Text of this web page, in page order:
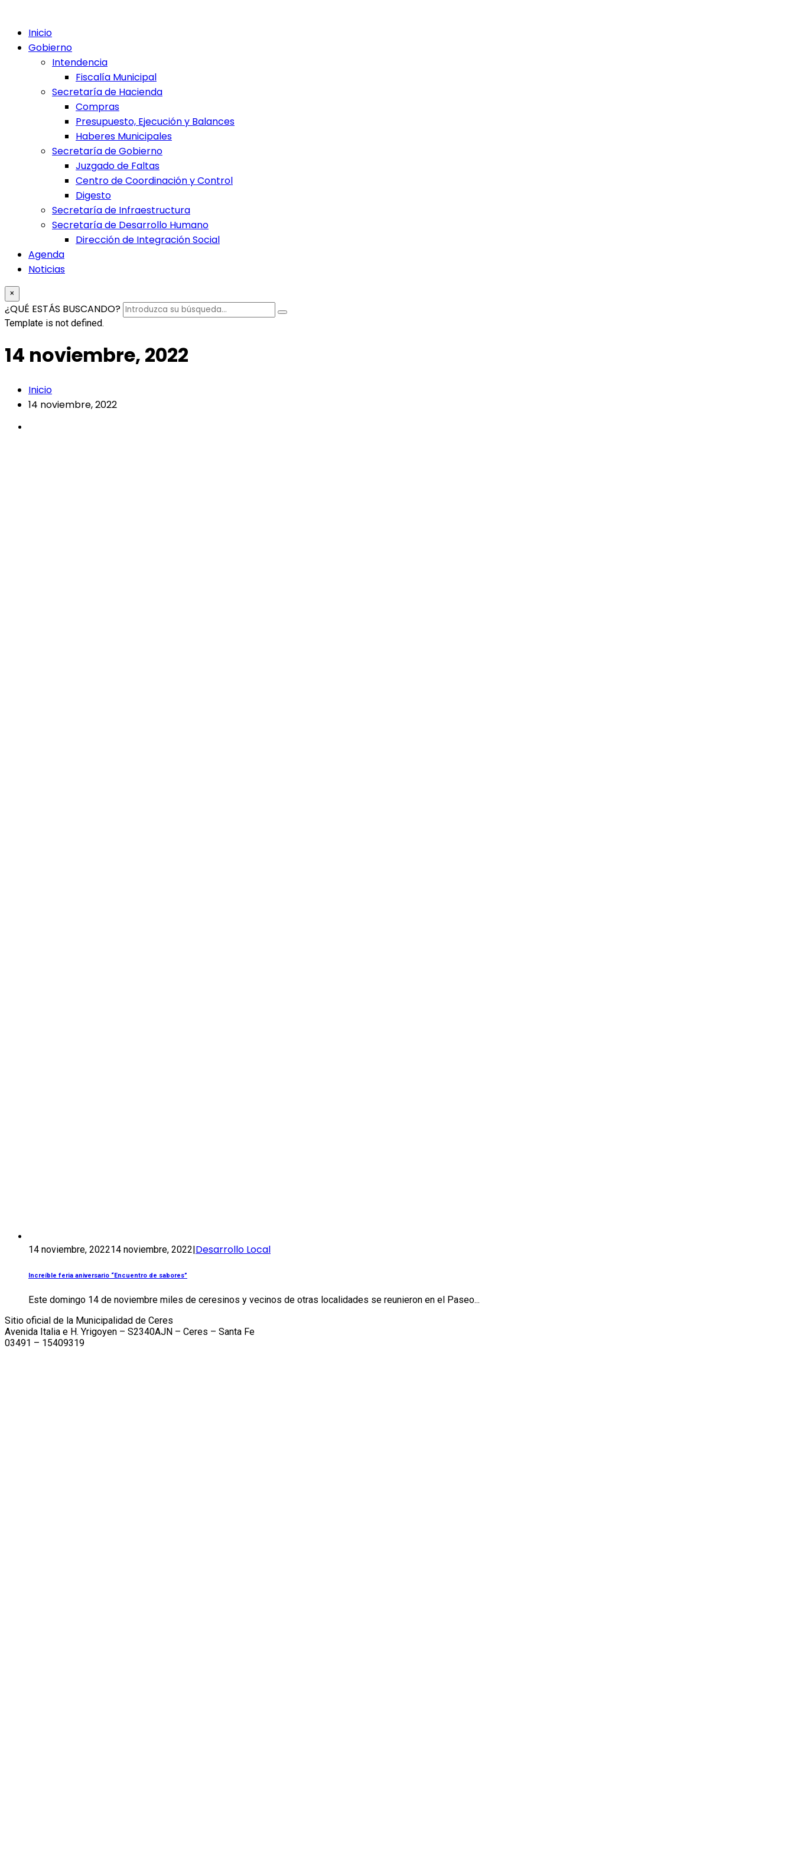
Inicio
Gobierno
Intendencia
Fiscalía Municipal
Secretaría de Hacienda
Compras
Presupuesto, Ejecución y Balances
Haberes Municipales
Secretaría de Gobierno
Juzgado de Faltas
Centro de Coordinación y Control
Digesto
Secretaría de Infraestructura
Secretaría de Desarrollo Humano
Dirección de Integración Social
Agenda
Noticias
×
¿QUÉ ESTÁS BUSCANDO?
Template is not defined.
14 noviembre, 2022
Inicio
14 noviembre, 2022
14 noviembre, 202214 noviembre, 2022|Desarrollo Local
Increíble feria aniversario “Encuentro de sabores”
Este domingo 14 de noviembre miles de ceresinos y vecinos de otras localidades se reunieron en el Paseo...
Sitio oficial de la Municipalidad de Ceres
Avenida Italia e H. Yrigoyen – S2340AJN – Ceres – Santa Fe
03491 – 15409319